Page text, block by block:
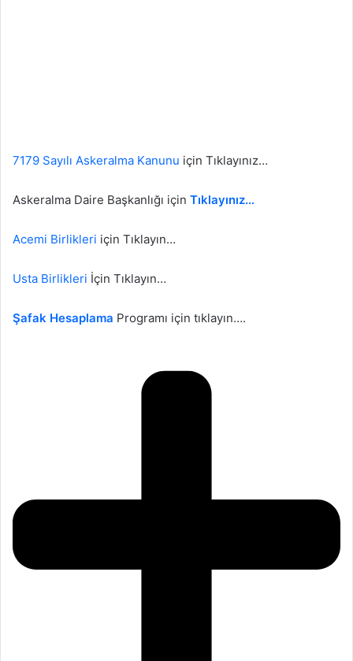
7179 Sayılı Askeralma Kanunu için Tıklayınız…
Askeralma Daire Başkanlığı için Tıklayınız…
Acemi Birlikleri için Tıklayın…
Usta Birlikleri İçin Tıklayın…
Şafak Hesaplama Programı için tıklayın….